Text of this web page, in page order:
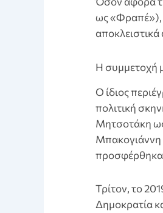
ως «Φραπέ»),
Η συμμετοχή
Ο ίδιος
πολιτική
Μητσοτάκη
Μπακογιάννη
Τρίτον, το
Δημοκρατία